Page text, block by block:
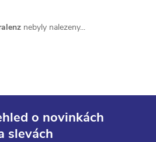
nebyly nalezeny...
o novinkách
slevách